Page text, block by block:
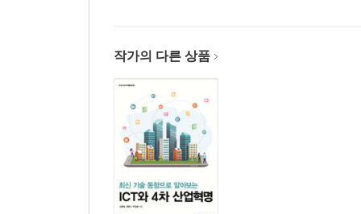
01 영상 미디어와 비디오
03 방송 미디어 산업의 변화
04 동영상 미디어 플랫폼
연습문제
Chapter 10 인터넷과 멀티미디어
01 인터넷과 웹의 개요
작가의 다른 상품